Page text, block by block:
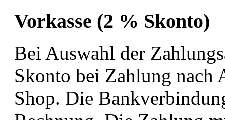
Vorkasse (2 % Skonto)
Bei Auswahl der
Skonto bei Zahlung nach
Shop. Die